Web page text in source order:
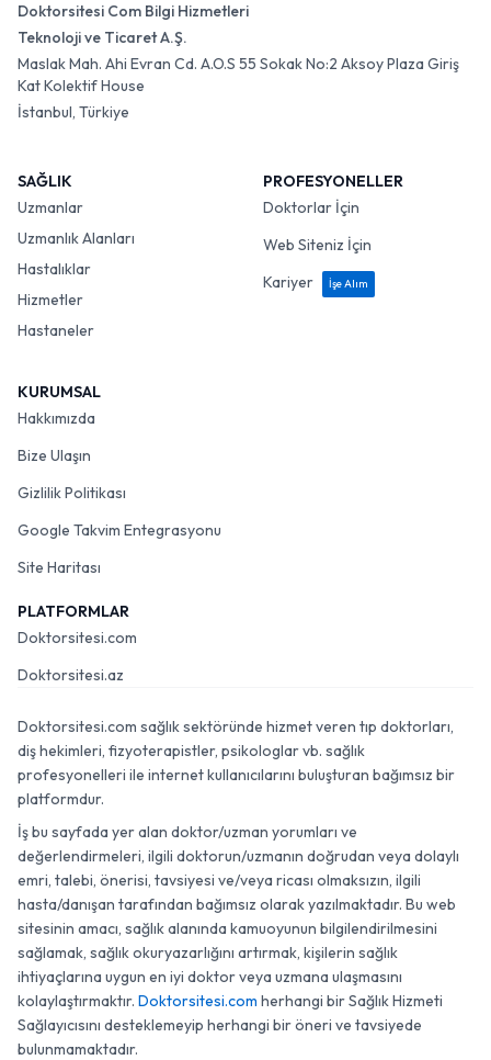
Doktorsitesi Com Bilgi Hizmetleri
Teknoloji ve Ticaret A.Ş.
Maslak Mah. Ahi Evran Cd. A.O.S 55 Sokak No:2 Aksoy Plaza Giriş
Kat Kolektif House
İstanbul, Türkiye
SAĞLIK
Uzmanlar
Uzmanlık Alanları
Hastalıklar
Hizmetler
Hastaneler
PROFESYONELLER
Doktorlar İçin
Web Siteniz İçin
Kariyer
İşe Alım
KURUMSAL
Hakkımızda
Bize Ulaşın
Gizlilik Politikası
Google Takvim Entegrasyonu
Site Haritası
PLATFORMLAR
Doktorsitesi.com
Doktorsitesi.az
Doktorsitesi.com sağlık sektöründe hizmet veren tıp doktorları,
diş hekimleri, fizyoterapistler, psikologlar vb. sağlık
profesyonelleri ile internet kullanıcılarını buluşturan bağımsız bir
platformdur.
İş bu sayfada yer alan doktor/uzman yorumları ve
değerlendirmeleri, ilgili doktorun/uzmanın doğrudan veya dolaylı
emri, talebi, önerisi, tavsiyesi ve/veya ricası olmaksızın, ilgili
hasta/danışan tarafından bağımsız olarak yazılmaktadır. Bu web
sitesinin amacı, sağlık alanında kamuoyunun bilgilendirilmesini
sağlamak, sağlık okuryazarlığını artırmak, kişilerin sağlık
ihtiyaçlarına uygun en iyi doktor veya uzmana ulaşmasını
kolaylaştırmaktır. Doktorsitesi.com herhangi bir Sağlık Hizmeti
Sağlayıcısını desteklemeyip herhangi bir öneri ve tavsiyede
bulunmamaktadır.